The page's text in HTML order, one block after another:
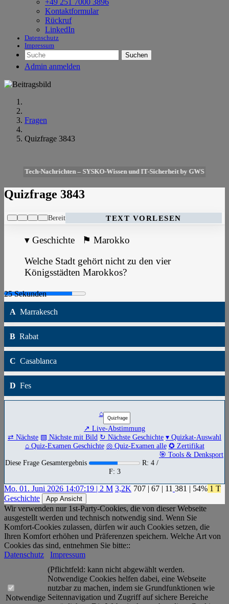
+49 251 7000 3896
Kontaktformular
Rückruf
LinkedIn
Datenschutz
Impressum
Suchen
Admin anmelden
Fragen
Quizfrage 3843
Tech-Nachrichten – SYSKO-Wissen und IT-Sicherheit by GWS
Quizfrage 3843
Bereit TEXT VORLESEN
▾ Geschichte ⚑ Marokko
Welche Stadt gehört nicht zu den vier
Königsstädten Marokkos?
A Marrakesch
B Rabat
C Casablanca
D Fes
⌂
↗ Live-Abstimmung
⇄ Nächste ▧ Nächste mit Bild ↻ Nächste Geschichte ▾ Quizkat-Auswahl
⌂ Quiz-Examen Geschichte ◎ Quiz-Examen alle ✪ Zertifikat
🎯 Tools & Denksport
Diese Frage Gesamtergebnis
R: 4 /
F: 3
Mo. 01. Juni 2026 14:07:19 | 2 M 3,2K 707 | 67 | 11 381 | 54% 1 T
Geschichte
App Ansicht
Wir verwenden nur 1st-Party-Cookies, die von dieser Webseite
ausgestellt werden und technisch notwendig sind. Wenn Sie
Komfort-Cookies zulassen, dürfen wir auch Cookies setzen, die
Ihren Komfort erhöhen und Präferenzen speichern. Welche Art von
Cookies das sind, entnehmen Sie bitte::
Datenschutz
Impressum
Notwendige
(Pflichtfeld: kann nicht abgewählt werden.
Notwendige Cookies helfen dabei, eine Webseite
nutzbar zu machen, indem sie Grundfunktionen wie
Seitennavigation und Zugriff auf sichere Bereiche